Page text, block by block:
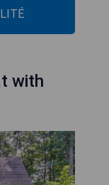
with